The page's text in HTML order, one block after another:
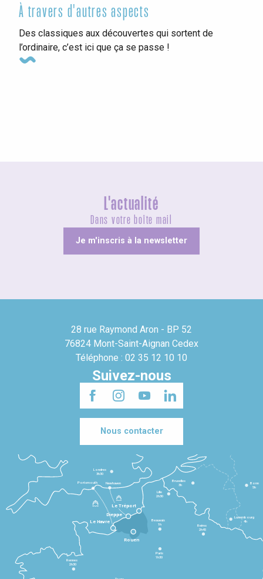
À travers d'autres aspects
Des classiques aux découvertes qui sortent de
l’ordinaire, c’est ici que ça se passe !
L'actualité
Dans votre boîte mail
Je m'inscris à la newsletter
28 rue Raymond Aron - BP 52
76824 Mont-Saint-Aignan Cedex
Téléphone : 02 35 12 10 10
Suivez-nous
Nous contacter
Le Havre
Dieppe
Le Tréport
Rennes
2h30
Paris
1h30
Beauvais
1h
Reims
2h45
Lille
2h30
Bruxelles
3h
Londres
3h30
Newhaven
Portsmouth
Bonn
5h
Luxembourg
4h
Rouen